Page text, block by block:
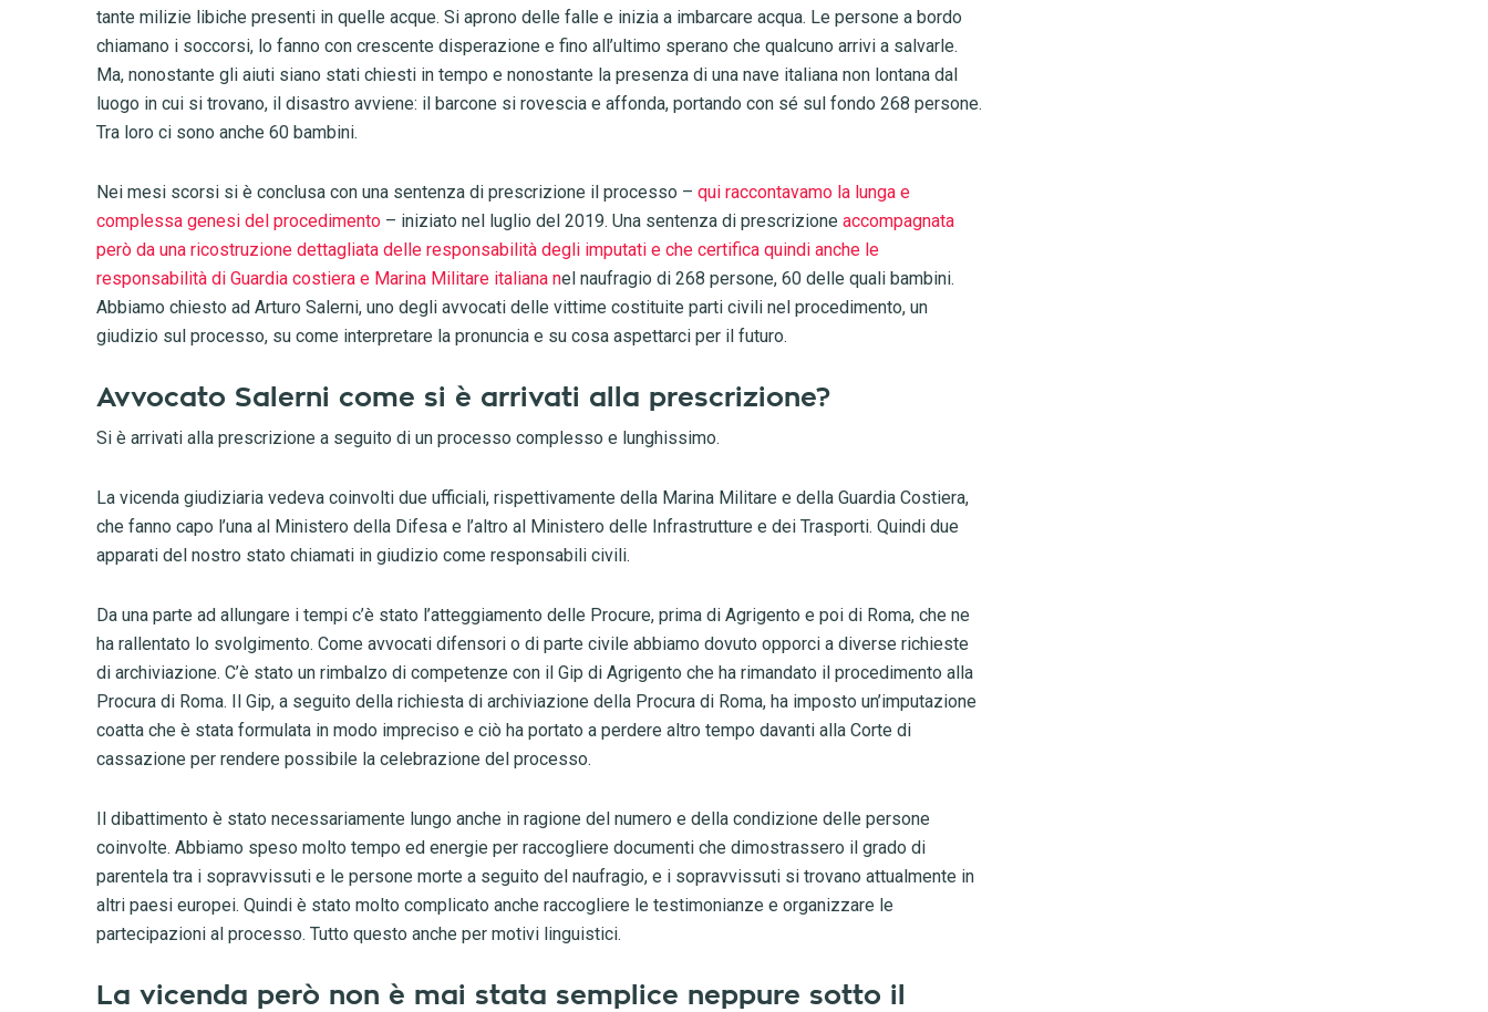
tante milizie libiche presenti in quelle acque. Si aprono delle falle e inizia a imbarcare acqua. Le persone a bordo
chiamano i soccorsi, lo fanno con crescente disperazione e fino all’ultimo sperano che qualcuno arrivi a salvarle.
Ma, nonostante gli aiuti siano stati chiesti in tempo e nonostante la presenza di una nave italiana non lontana dal
luogo in cui si trovano, il disastro avviene: il barcone si rovescia e affonda, portando con sé sul fondo 268 persone.
Tra loro ci sono anche 60 bambini.
Nei mesi scorsi si è conclusa con una sentenza di prescrizione il processo – qui raccontavamo la lunga e
complessa genesi del procedimento – iniziato nel luglio del 2019. Una sentenza di prescrizione accompagnata
però da una ricostruzione dettagliata delle responsabilità degli imputati e che certifica quindi anche le
responsabilità di Guardia costiera e Marina Militare italiana nel naufragio di 268 persone, 60 delle quali bambini.
Abbiamo chiesto ad Arturo Salerni, uno degli avvocati delle vittime costituite parti civili nel procedimento, un
giudizio sul processo, su come interpretare la pronuncia e su cosa aspettarci per il futuro.
Avvocato Salerni come si è arrivati alla prescrizione?
Si è arrivati alla prescrizione a seguito di un processo complesso e lunghissimo.
La vicenda giudiziaria vedeva coinvolti due ufficiali, rispettivamente della Marina Militare e della Guardia Costiera,
che fanno capo l’una al Ministero della Difesa e l’altro al Ministero delle Infrastrutture e dei Trasporti. Quindi due
apparati del nostro stato chiamati in giudizio come responsabili civili.
Da una parte ad allungare i tempi c’è stato l’atteggiamento delle Procure, prima di Agrigento e poi di Roma, che ne
ha rallentato lo svolgimento. Come avvocati difensori o di parte civile abbiamo dovuto opporci a diverse richieste
di archiviazione. C’è stato un rimbalzo di competenze con il Gip di Agrigento che ha rimandato il procedimento alla
Procura di Roma. Il Gip, a seguito della richiesta di archiviazione della Procura di Roma, ha imposto un’imputazione
coatta che è stata formulata in modo impreciso e ciò ha portato a perdere altro tempo davanti alla Corte di
cassazione per rendere possibile la celebrazione del processo.
Il dibattimento è stato necessariamente lungo anche in ragione del numero e della condizione delle persone
coinvolte. Abbiamo speso molto tempo ed energie per raccogliere documenti che dimostrassero il grado di
parentela tra i sopravvissuti e le persone morte a seguito del naufragio, e i sopravvissuti si trovano attualmente in
altri paesi europei. Quindi è stato molto complicato anche raccogliere le testimonianze e organizzare le
partecipazioni al processo. Tutto questo anche per motivi linguistici.
La vicenda però non è mai stata semplice neppure sotto il